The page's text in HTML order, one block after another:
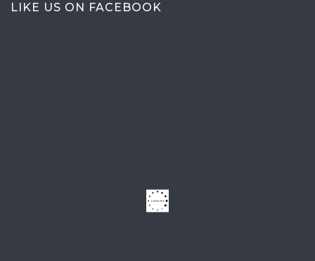
LIKE US ON FACEBOOK